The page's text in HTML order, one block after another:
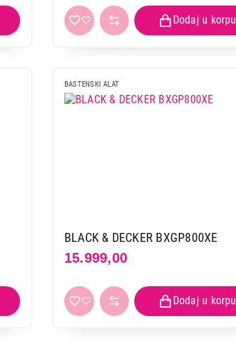
BASTENSKI ALAT
BLACK & DECKER BXGP800XE
15.999,00